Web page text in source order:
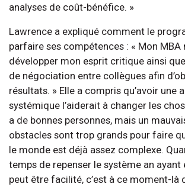
analyses de coût-bénéfice. »
Lawrence a expliqué comment le
parfaire ses compétences : « Mon MBA
développer mon esprit critique ainsi
de négociation entre collègues afin
résultats. » Elle a compris qu’avoir une
systémique l’aiderait à changer les
a de bonnes personnes, mais un
obstacles sont trop grands pour faire
le monde est déjà assez complexe.
temps de repenser le système an ayant
peut être facilité, c’est à ce moment-là